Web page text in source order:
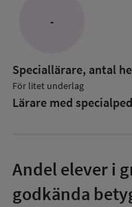
-
Speciallärare, antal
För litet underlag
Lärare med
Andel elever i
godkända